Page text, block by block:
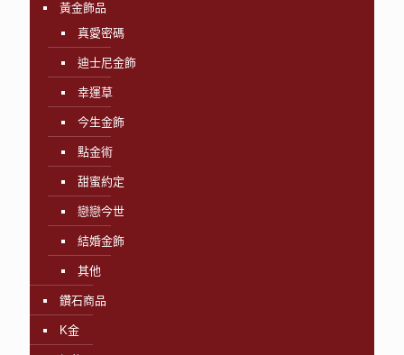
黃金飾品
真愛密碼
迪士尼金飾
幸運草
今生金飾
點金術
甜蜜約定
戀戀今世
結婚金飾
其他
鑽石商品
K金